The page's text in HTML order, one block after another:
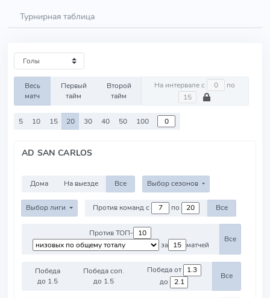
Турнирная таблица
Весь
матч
Первый
тайм
Второй
тайм
На интервале с по
5 10 15 20 30 40 50 100
AD SAN CARLOS
Дома На выезде Все Выбор сезонов
Выбор лиги Против команд с по Все
Против ТОП-
за
матчей
Все
Победа
до 1.5
Победа соп.
до 1.5
Победа от
до
Все